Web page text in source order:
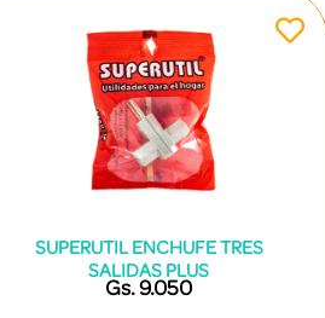
SUPERUTIL ENCHUFE TRES
SALIDAS PLUS
Gs. 9.050